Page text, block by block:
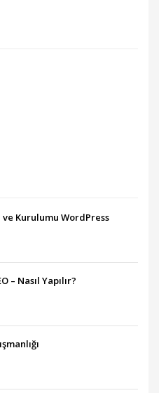
ve Kurulumu WordPress
– Nasıl Yapılır?